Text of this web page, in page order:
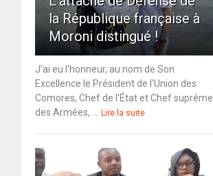
la République française à
Moroni distingué !
J'ai eu l'honneur, au nom de Son
Excellence le Président de l'Union des
Comores, Chef de l'État et Chef suprême
des Armées, ...
Lire la suite